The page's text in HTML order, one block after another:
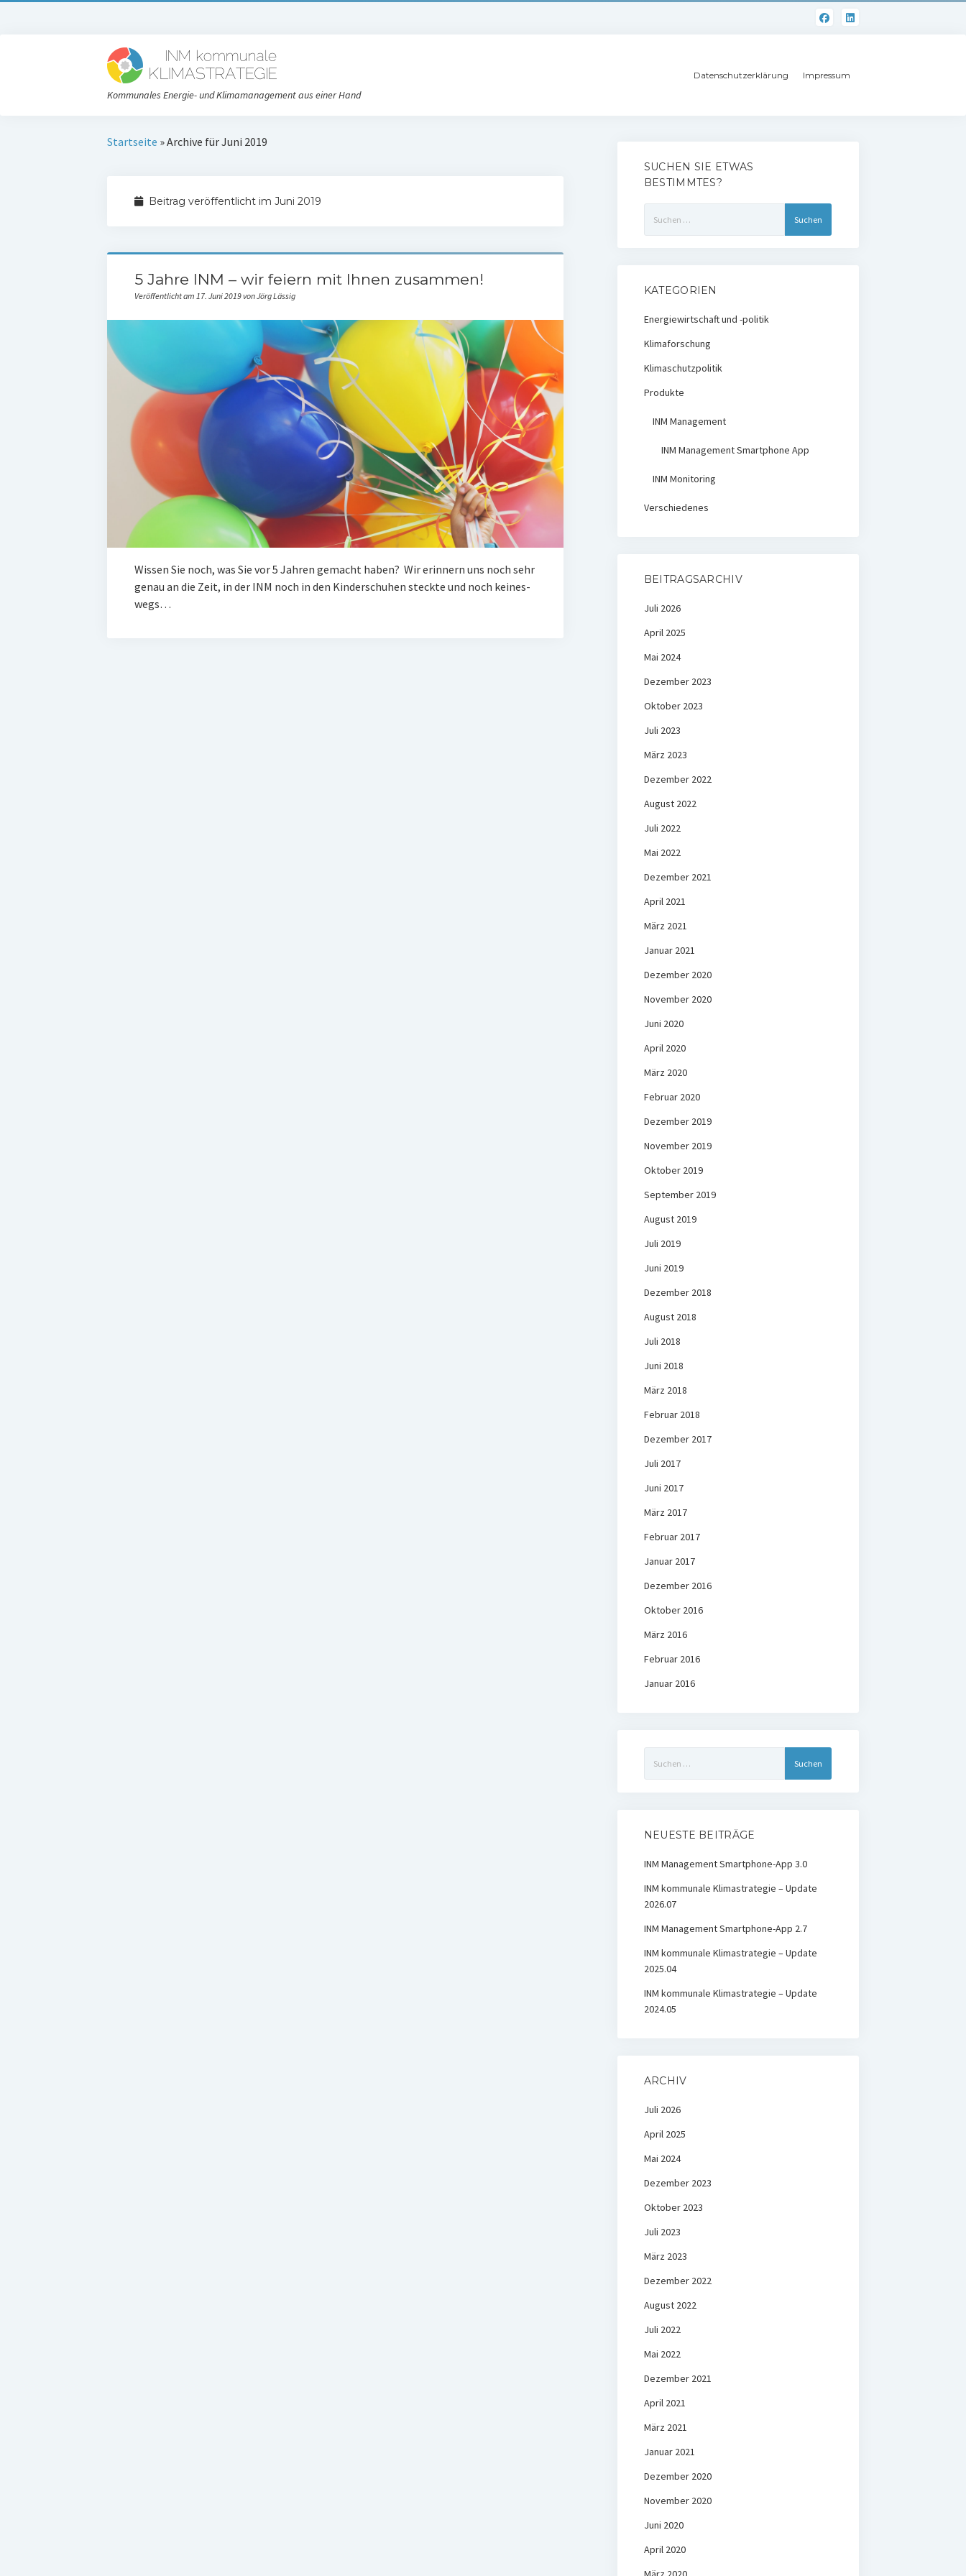
Kommunales Energie- und Klimamanagement aus einer Hand
Datenschutzerklärung Impressum
Startseite »Archive für Juni 2019
Beitrag veröffentlicht im Juni 2019
5 Jahre INM – wir feiern mit Ihnen zusammen!
Veröffentlicht am 17. Juni 2019 von Jörg Lässig
Wis­sen Sie noch, was Sie vor 5 Jah­ren gemacht haben? Wir erin­nern uns noch sehr
genau an die Zeit, in der INM noch in den Kin­der­schu­hen steck­te und noch kei­nes­
wegs…
SUCHEN SIE ETWAS
BESTIMMTES?
nach:
KATEGORIEN
Energiewirtschaft und -politik
Klimaforschung
Klimaschutzpolitik
Produkte
INM Management
INM Management Smartphone App
INM Monitoring
Verschiedenes
BEITRAGSARCHIV
Juli 2026
April 2025
Mai 2024
Dezember 2023
Oktober 2023
Juli 2023
März 2023
Dezember 2022
August 2022
Juli 2022
Mai 2022
Dezember 2021
April 2021
März 2021
Januar 2021
Dezember 2020
November 2020
Juni 2020
April 2020
März 2020
Februar 2020
Dezember 2019
November 2019
Oktober 2019
September 2019
August 2019
Juli 2019
Juni 2019
Dezember 2018
August 2018
Juli 2018
Juni 2018
März 2018
Februar 2018
Dezember 2017
Juli 2017
Juni 2017
März 2017
Februar 2017
Januar 2017
Dezember 2016
Oktober 2016
März 2016
Februar 2016
Januar 2016
nach:
NEUESTE BEITRÄGE
INM Management Smartphone-App 3.0
INM kommunale Klimastrategie – Update
2026.07
INM Management Smartphone-App 2.7
INM kommunale Klimastrategie – Update
2025.04
INM kommunale Klimastrategie – Update
2024.05
ARCHIV
Juli 2026
April 2025
Mai 2024
Dezember 2023
Oktober 2023
Juli 2023
März 2023
Dezember 2022
August 2022
Juli 2022
Mai 2022
Dezember 2021
April 2021
März 2021
Januar 2021
Dezember 2020
November 2020
Juni 2020
April 2020